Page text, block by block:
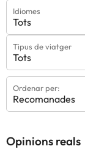
Idiomes
Tots
Tipus de viatger
Tots
Ordenar per:
Recomanades
Opinions reals